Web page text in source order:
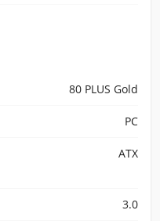
80 PLUS Gold
PC
ATX
3.0